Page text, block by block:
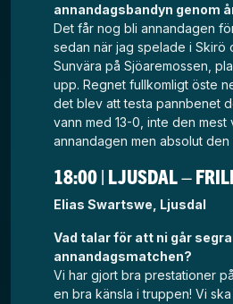
annandagsbandyn genom
Det får nog bli annandagen
sedan när jag spelade i Skirö
Sunvära på Sjöaremossen,
upp. Regnet fullkomligt öste
det blev att testa pannbenet
vann med 13-0, inte den mest
annandagen men absolut den
18:00 | LJUSDAL –
Elias Swartswe, Ljusdal
Vad talar för att ni går
annandagsmatchen?
Vi har gjort bra prestationer
en bra känsla i truppen! Vi